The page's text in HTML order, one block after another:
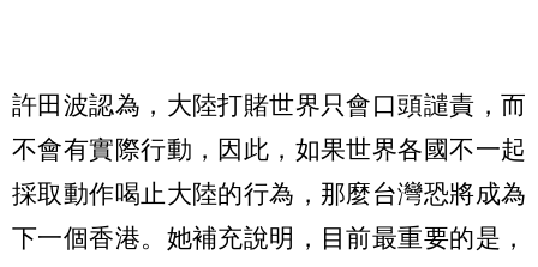
許田波認為，大陸打賭世界只會口頭譴責，而
不會有實際行動，因此，如果世界各國不一起
採取動作喝止大陸的行為，那麼台灣恐將成為
下一個香港。她補充說明，目前最重要的是，